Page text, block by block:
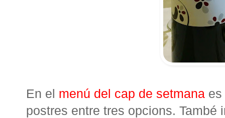
En el menú del cap de setmana es
postres entre tres opcions.